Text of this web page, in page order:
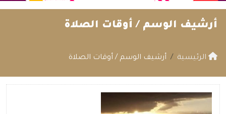
أرشيف الوسم / أوقات الصلاة
الرئيسية أرشيف الوسم / أوقات الصلاة